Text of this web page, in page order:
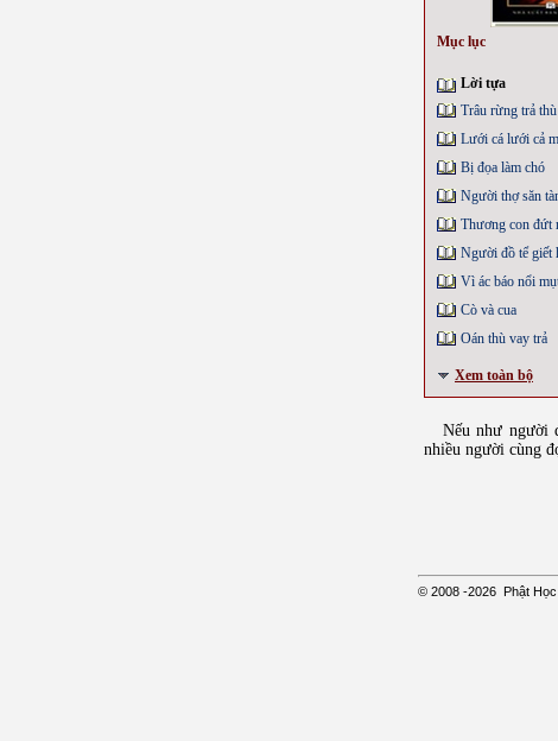
Mục lục
Lời tựa
Trâu rừng trả thù
Lưới cá lưới cả
Bị đọa làm chó
Người thợ săn
Thương con đứt
Người đồ tể giết
Vì ác báo nổi
Cò và cua
Oán thù vay trả
Xem toàn bộ
Nếu như người
nhiều người cùng
© 2008 -2026 Phật